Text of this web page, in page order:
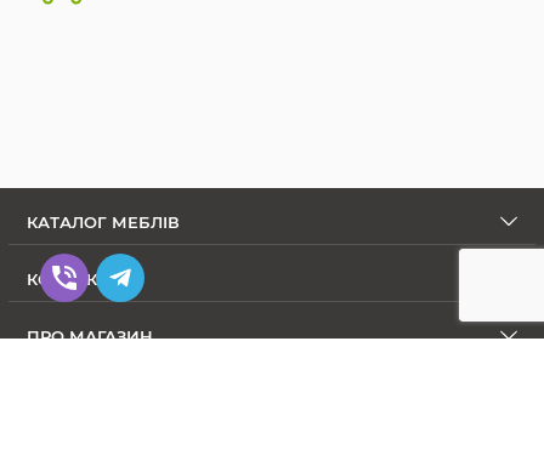
КАТАЛОГ МЕБЛІВ
КОНТАКТИ
ПРО МАГАЗИН